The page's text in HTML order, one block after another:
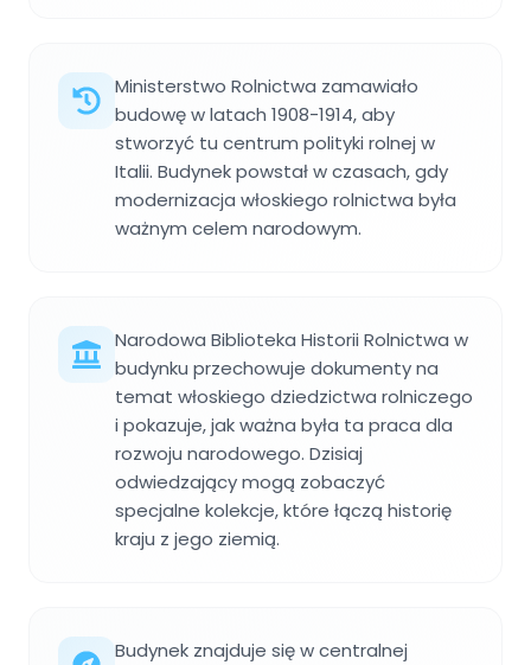
Ministerstwo Rolnictwa zamawiało
budowę w latach 1908-1914, aby
stworzyć tu centrum polityki rolnej w
Italii. Budynek powstał w czasach, gdy
modernizacja włoskiego rolnictwa była
ważnym celem narodowym.
Narodowa Biblioteka Historii Rolnictwa w
budynku przechowuje dokumenty na
temat włoskiego dziedzictwa rolniczego
i pokazuje, jak ważna była ta praca dla
rozwoju narodowego. Dzisiaj
odwiedzający mogą zobaczyć
specjalne kolekcje, które łączą historię
kraju z jego ziemią.
Budynek znajduje się w centralnej